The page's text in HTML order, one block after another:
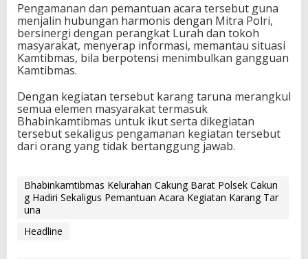
Pengamanan dan pemantuan acara tersebut guna
menjalin hubungan harmonis dengan Mitra Polri,
bersinergi dengan perangkat Lurah dan tokoh
masyarakat, menyerap informasi, memantau situasi
Kamtibmas, bila berpotensi menimbulkan gangguan
Kamtibmas.
Dengan kegiatan tersebut karang taruna merangkul
semua elemen masyarakat termasuk
Bhabinkamtibmas untuk ikut serta dikegiatan
tersebut sekaligus pengamanan kegiatan tersebut
dari orang yang tidak bertanggung jawab.
Bhabinkamtibmas Kelurahan Cakung Barat Polsek Cakun
g Hadiri Sekaligus Pemantuan Acara Kegiatan Karang Tar
una
Headline